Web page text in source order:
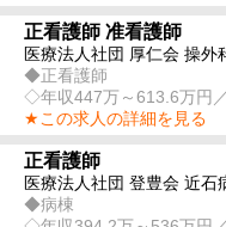
正看護師 准看護師
医療法人社団 厚仁会 操外
◆正看護師
◇年収447万～613.6万円／
★この求人の詳細を見る
正看護師
医療法人社団 登豊会 近石
◆病棟